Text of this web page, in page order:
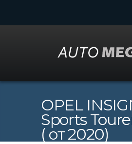
OPEL
Sports
( от 2020)